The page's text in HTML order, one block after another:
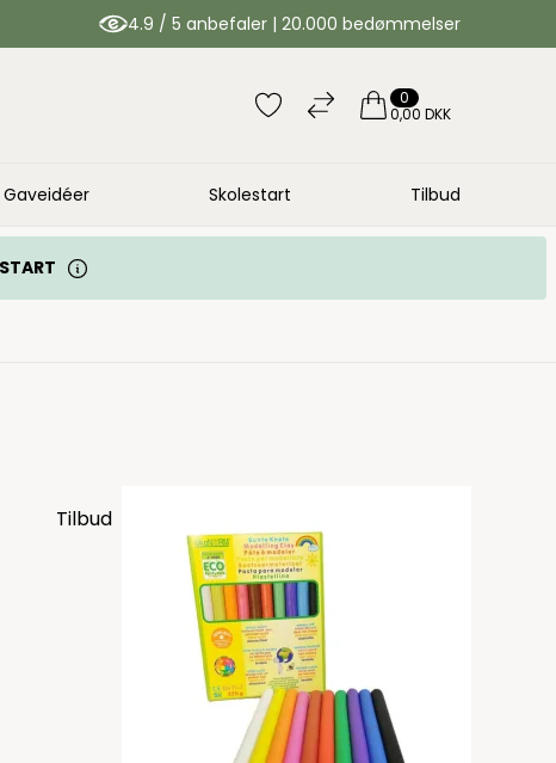
4.9 / 5 anbefaler | 20.000 bedømmelser
0
0,00 DKK
Gaveidéer Skolestart Tilbud
Tilbud